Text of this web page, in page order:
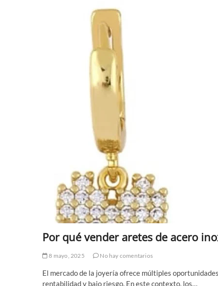
Por qué vender aretes de acero
8 mayo, 2025 No hay comentarios
El mercado de la joyería ofrece múltiples
rentabilidad y bajo riesgo. En este contexto, los…